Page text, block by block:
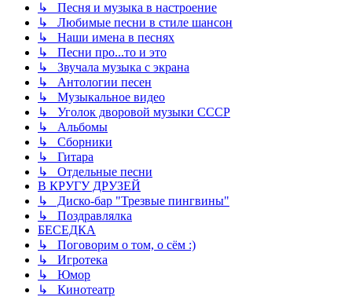
↳ Песня и музыка в настроение
↳ Любимые песни в стиле шансон
↳ Наши имена в песнях
↳ Песни про...то и это
↳ Звучала музыка с экрана
↳ Антологии песен
↳ Музыкальное видео
↳ Уголок дворовой музыки СССР
↳ Альбомы
↳ Сборники
↳ Гитара
↳ Отдельные песни
В КРУГУ ДРУЗЕЙ
↳ Диско-бар "Трезвые пингвины"
↳ Поздравлялка
БЕСЕДКА
↳ Поговорим о том, о сём :)
↳ Игротека
↳ Юмор
↳ Кинотеатр